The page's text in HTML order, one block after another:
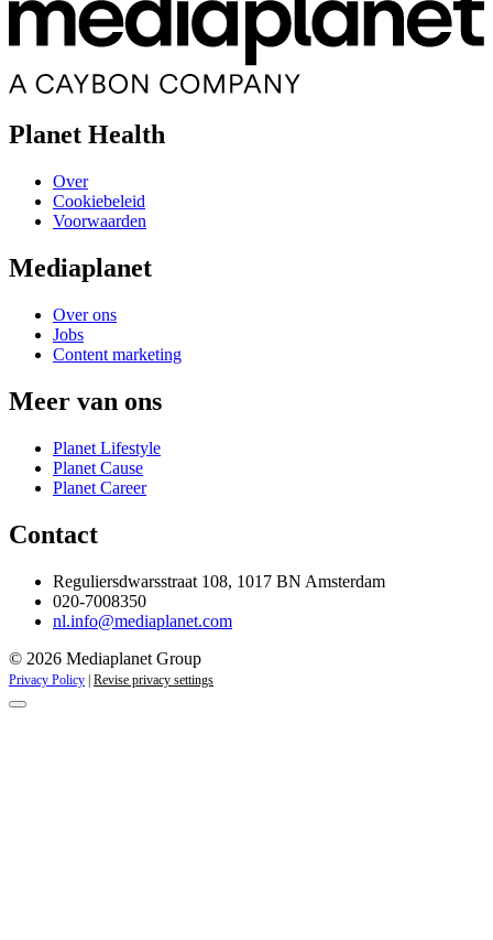
Planet Health
Over
Cookiebeleid
Voorwaarden
Mediaplanet
Over ons
Jobs
Content marketing
Meer van ons
Planet Lifestyle
Planet Cause
Planet Career
Contact
Reguliersdwarsstraat 108, 1017 BN Amsterdam
020-7008350
nl.info@mediaplanet.com
© 2026 Mediaplanet Group
Privacy Policy | Revise privacy settings